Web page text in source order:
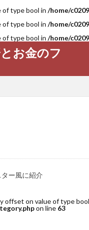
of type bool in /home/
of type bool in /home/
of type bool in /home/
お金のフ
ー風に紹介
offset on value of type
on line 63